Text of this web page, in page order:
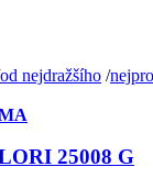
od nejdražšího /
25008 G